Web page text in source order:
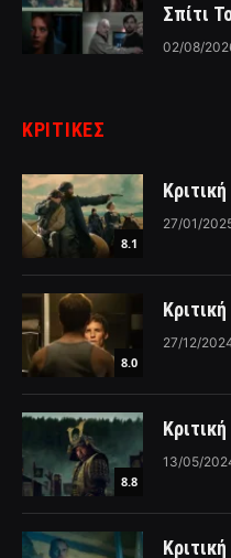
Σπίτι
02/08/
ΚΡΙΤΙΚΈΣ
8.1
27/01/
8.0
27/12/
8.8
13/05/